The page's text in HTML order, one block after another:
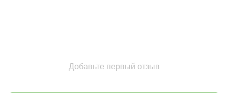
Добавьте первый отзыв